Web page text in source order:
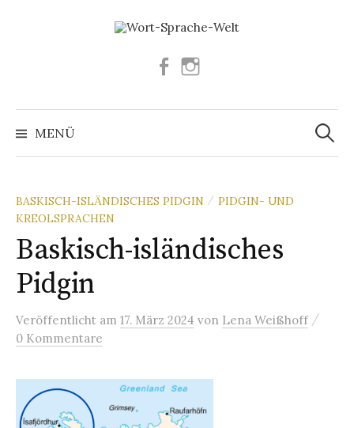
Facebook
MENÜ
Suchen
nach:
BASKISCH-ISLÄNDISCHES PIDGIN / PIDGIN- UND
KREOLSPRACHEN
Baskisch-isländisches
Pidgin
Veröffentlicht am 17. März 2024 von Lena Weißhoff /
0 Kommentare